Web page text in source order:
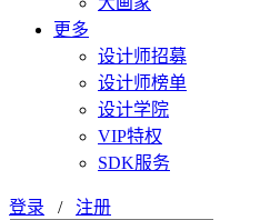
更多
设计师招募
设计师榜单
设计学院
VIP特权
SDK服务
登录 / 注册